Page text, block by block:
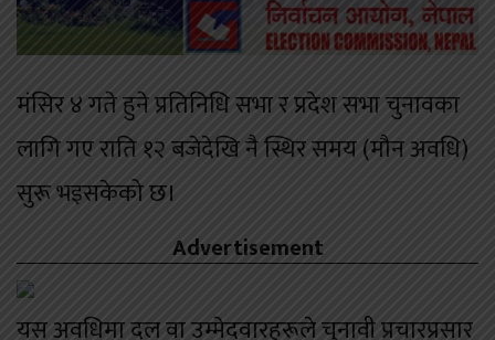
मंसिर ४ गते हुने प्रतिनिधि सभा र प्रदेश सभा चुनावका
लागि गए राति १२ बजेदेखि नै स्थिर समय (मौन अवधि)
सुरू भइसकेको छ।
Advertisement
यस अवधिमा दल वा उम्मेदवारहरूले चुनावी प्रचारप्रसार